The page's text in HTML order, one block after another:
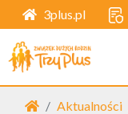
3plus.pl
Strona główna
Aktualności